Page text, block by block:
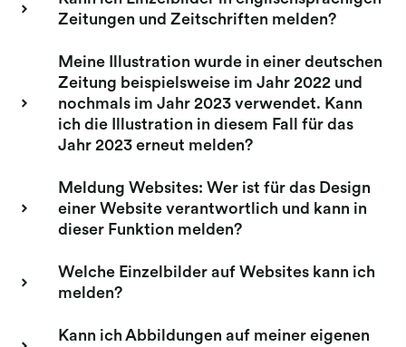
Zeitungen und Zeitschriften melden?
Meine Illustration wurde in einer deutschen
Zeitung beispielsweise im Jahr 2022 und
nochmals im Jahr 2023 verwendet. Kann
ich die Illustration in diesem Fall für das
Jahr 2023 erneut melden?
Meldung Websites: Wer ist für das Design
einer Website verantwortlich und kann in
dieser Funktion melden?
Welche Einzelbilder auf Websites kann ich
melden?
Kann ich Abbildungen auf meiner eigenen